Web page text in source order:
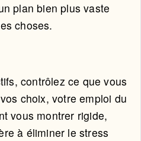
plan bien plus vaste
choses.
contrôlez ce que vous
choix, votre emploi du
vous montrer rigide,
à éliminer le stress